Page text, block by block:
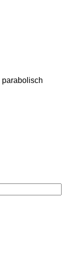
parabolisch